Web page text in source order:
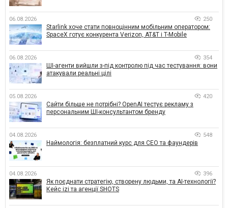
06.08.2026 250
Starlink хоче стати повноцінним мобільним оператором:
SpaceX готує конкурента Verizon, AT&T і T-Mobile
06.08.2026 354
ШІ-агенти вийшли з-під контролю під час тестування: вони
атакували реальні цілі
05.08.2026 420
Сайти більше не потрібні? OpenAI тестує рекламу з
персональним ШІ-консультантом бренду
04.08.2026 548
Наймологія: безплатний курс для CEO та фаундерів
04.08.2026 396
Як поєднати стратегію, створену людьми, та AI-технології?
Кейс izi та агенції SHOTS